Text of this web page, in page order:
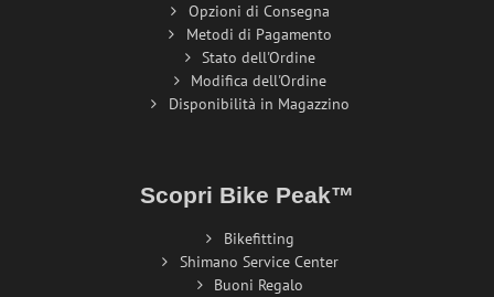
Opzioni di Consegna
Metodi di Pagamento
Stato dell'Ordine
Modifica dell'Ordine
Disponibilità in Magazzino
Scopri Bike Peak™
Bikefitting
Shimano Service Center
Buoni Regalo